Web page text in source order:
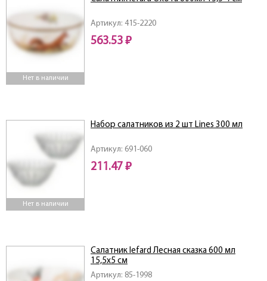
Нет в наличии
Артикул: 415-2220
563.53 ₽
Нет в наличии
Артикул: 691-060
Набор салатников из 2 шт Lines 300 мл
211.47 ₽
Артикул: 85-1998
Салатник lefard Лесная сказка 600 мл
15,5х5 см